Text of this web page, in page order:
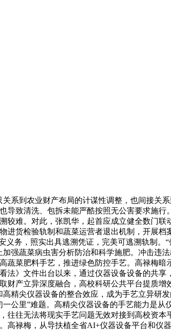
到农业财产布局的计谋性调整，也间接关系
致清洗、包拆未能严酷按照无公害要求施
难。对此，张凯华，起首应成立健全数门
货检验轨制和蔬菜运营者退出机制，开展档
务，照实出具逃溯凭证，完美可逃溯轨制
强蔬菜病虫害分析防治和科学施肥。冲击违
菜肥料手艺，推进绿色防控手艺。高禄梅
》文件出台以来，通过仪器设备设备的共
产立异深度融合，高校科研公共平台提质增
精尖仪器设备的整合效应，成为手艺立异研
公里”难题。高精尖仪器设备的手艺能力是
往无法将现实手艺问题无效对接到高校资
禄梅，从导扶植全省AI+仪器设备平台和仪